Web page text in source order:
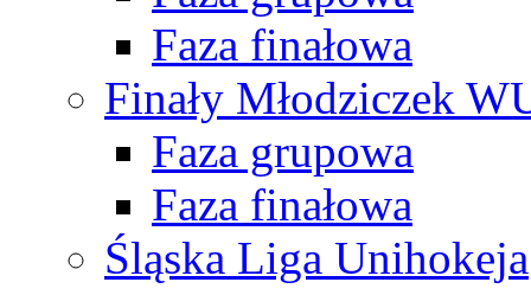
Faza finałowa
Finały Młodziczek
Faza grupowa
Faza finałowa
Śląska Liga Unihokeja